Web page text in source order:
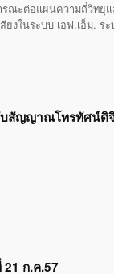
ณะต่อแผนความถี่วิทยุ
งในระบบ เอฟ.เอ็ม. ร
สัญญาณโทรทัศน์ดิ
ก.ค.57